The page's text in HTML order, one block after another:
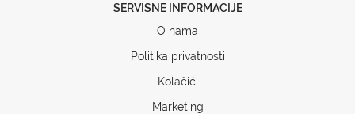
SERVISNE INFORMACIJE
O nama
Politika privatnosti
Kolačići
Marketing